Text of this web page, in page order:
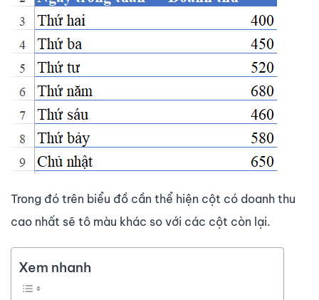
Trong đó trên biểu đồ cần thể hiện cột có doanh thu
cao nhất sẽ tô màu khác so với các cột còn lại.
Xem nhanh